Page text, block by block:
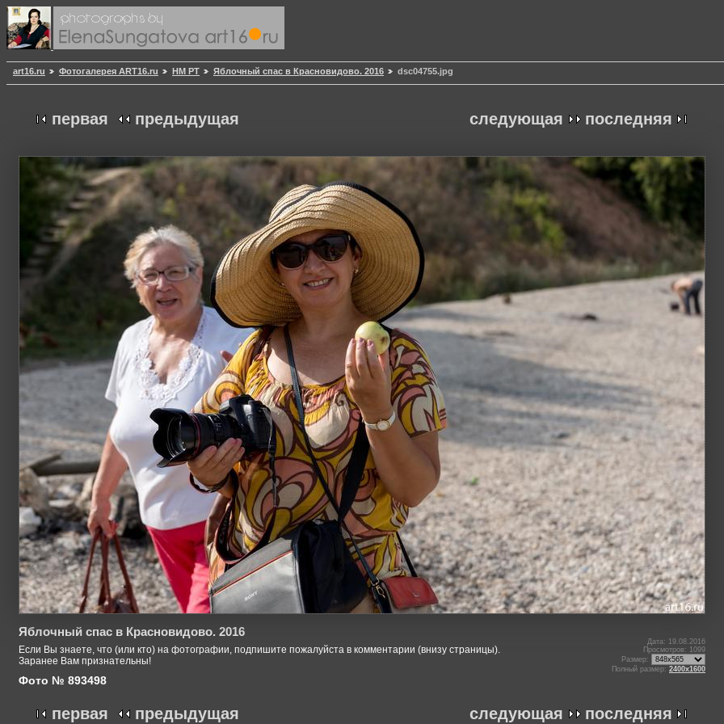
art16.ru Фотогалерея ART16.ru НМ РТ Яблочный спас в Красновидово. 2016 dsc04755.jpg
следующая последняя
первая предыдущая
Яблочный спас в Красновидово. 2016
Если Вы знаете, что (или кто) на фотографии, подпишите пожалуйста в комментарии (внизу страницы).
Заранее Вам признательны!
Фото № 893498
Дата: 19.08.2016
Просмотров: 1099
Размер:
Полный размер: 2400x1600
следующая последняя
первая предыдущая